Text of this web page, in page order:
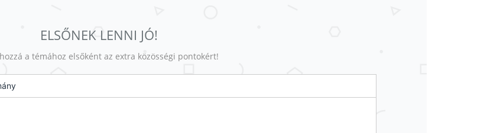
ELSŐNEK LENNI JÓ!
a témához elsőként az extra közösségi pontokért!